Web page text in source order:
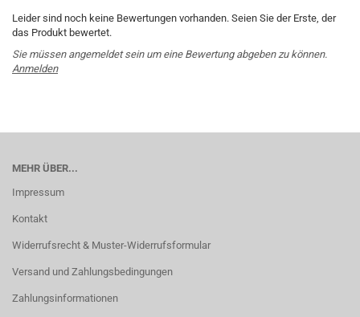
Leider sind noch keine Bewertungen vorhanden. Seien Sie der Erste, der
das Produkt bewertet.
Sie müssen angemeldet sein um eine Bewertung abgeben zu können.
Anmelden
MEHR ÜBER...
Impressum
Kontakt
Widerrufsrecht & Muster-Widerrufsformular
Versand und Zahlungsbedingungen
Zahlungsinformationen